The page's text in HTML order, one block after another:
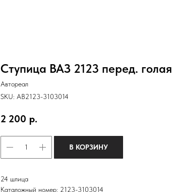
Ступица ВАЗ 2123 перед. голая
Автореал
SKU: АВ2123-3103014
2 200 р.
В КОРЗИНУ
24 шлица
Каталожный номер: 2123-3103014